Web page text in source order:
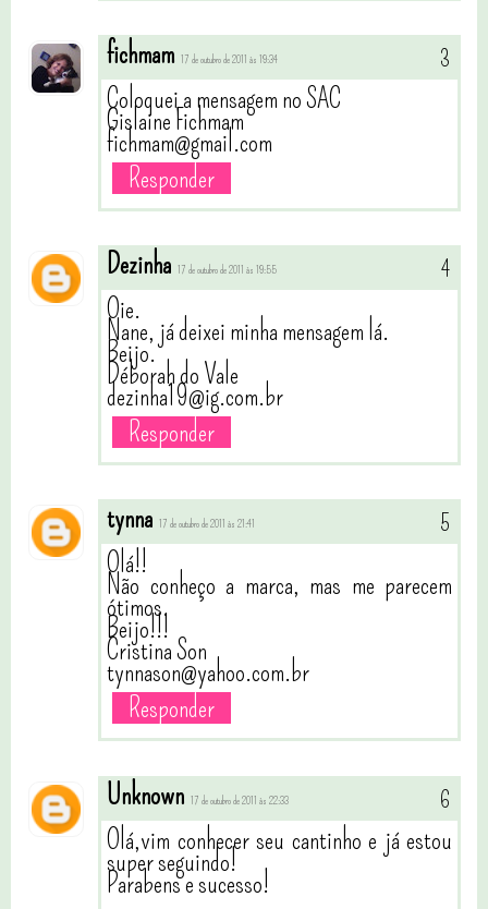
fichmam 17 de outubro de 2011 às 19:34
Coloquei a mensagem no SAC
Gislaine Fichmam
fichmam@gmail.com
Responder
Dezinha 17 de outubro de 2011 às 19:55
Oie.
Nane, já deixei minha mensagem lá.
Beijo.
Déborah do Vale
dezinha19@ig.com.br
Responder
tynna 17 de outubro de 2011 às 21:41
Olá!!
Não conheço a marca, mas me parecem
ótimos.
Beijo!!!
Cristina Son
tynnason@yahoo.com.br
Responder
Unknown 17 de outubro de 2011 às 22:33
Olá,vim conhecer seu cantinho e já estou
super seguindo!
Parabens e sucesso!